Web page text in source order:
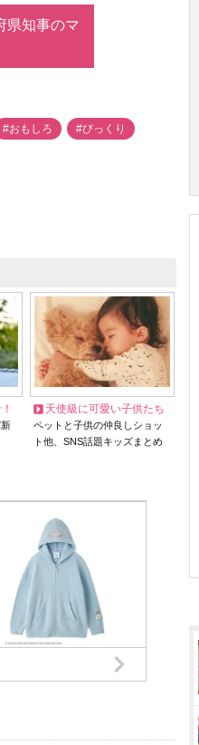
県知事のマ
#おもしろ #びっくり
天使級に可愛い子供たち
ペットと子供の仲良しショッ
ト他、SNS話題キッズまとめ